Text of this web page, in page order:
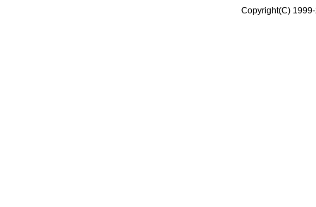
Copyright(C)